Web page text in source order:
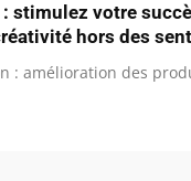
stimulez votre
hors des
: amélioration des